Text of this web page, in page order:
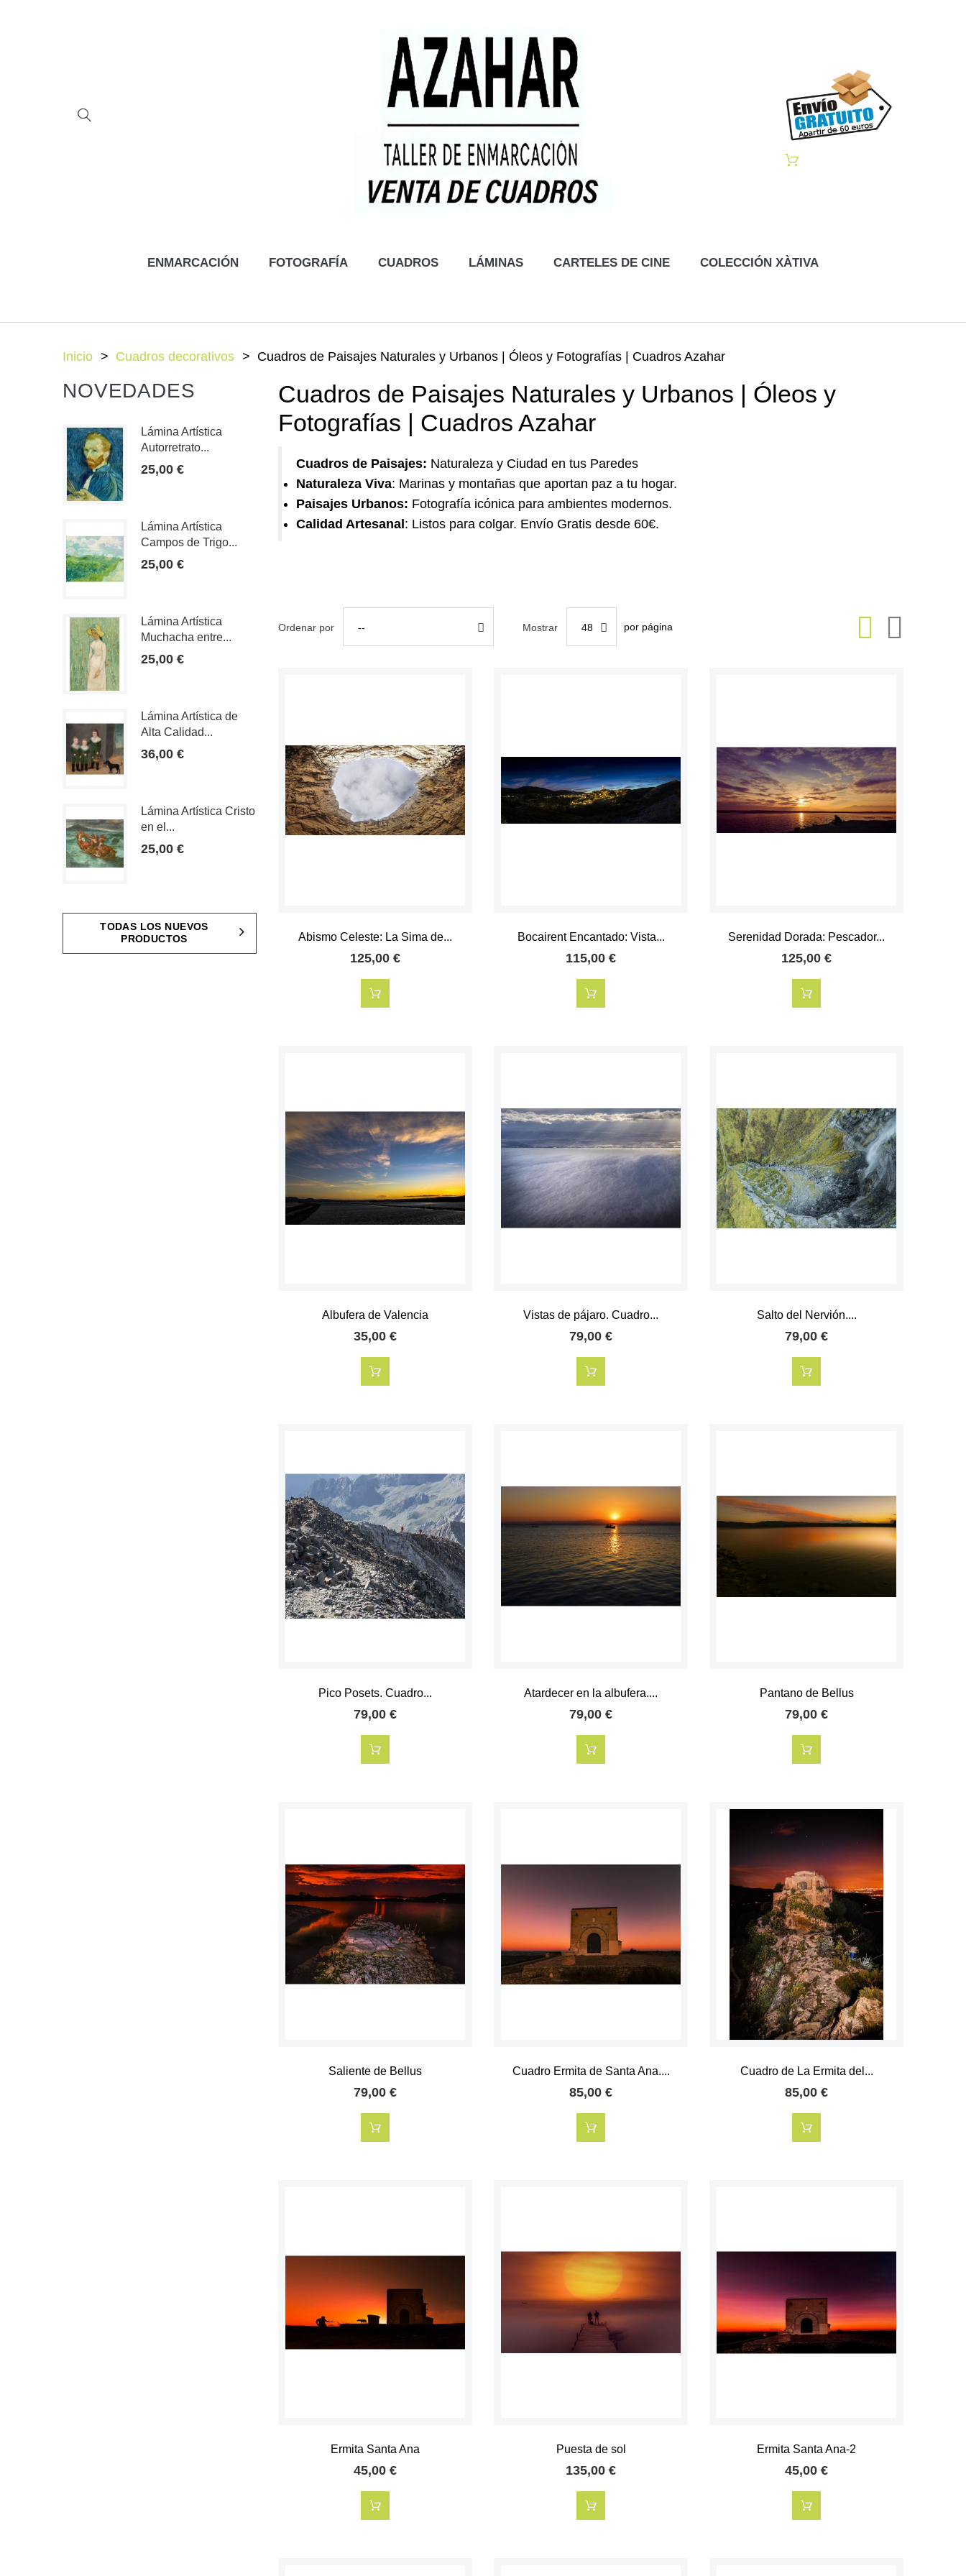
ENMARCACIÓN FOTOGRAFÍA CUADROS LÁMINAS CARTELES DE CINE COLECCIÓN XÀTIVA
Inicio Cuadros decorativos Cuadros de Paisajes Naturales y Urbanos | Óleos y Fotografías | Cuadros Azahar
Cuadros de Paisajes Naturales y Urbanos | Óleos y
Fotografías | Cuadros Azahar
Cuadros de Paisajes: Naturaleza y Ciudad en tus Paredes
Naturaleza Viva: Marinas y montañas que aportan paz a tu hogar.
Paisajes Urbanos: Fotografía icónica para ambientes modernos.
Calidad Artesanal: Listos para colgar. Envío Gratis desde 60€.
Ordenar por -- Mostrar 48 por página
Abismo Celeste: La Sima de...
125,00 €
Bocairent Encantado: Vista...
115,00 €
Serenidad Dorada: Pescador...
125,00 €
Albufera de Valencia
35,00 €
Vistas de pájaro. Cuadro...
79,00 €
Salto del Nervión....
79,00 €
Pico Posets. Cuadro...
79,00 €
Atardecer en la albufera....
79,00 €
Pantano de Bellus
79,00 €
Saliente de Bellus
79,00 €
Cuadro Ermita de Santa Ana....
85,00 €
Cuadro de La Ermita del...
85,00 €
Ermita Santa Ana
45,00 €
Puesta de sol
135,00 €
Ermita Santa Ana-2
45,00 €
NOVEDADES
Lámina Artística
Autorretrato...
25,00 €
Lámina Artística
Campos de Trigo...
25,00 €
Lámina Artística
Muchacha entre...
25,00 €
Lámina Artística de
Alta Calidad...
36,00 €
Lámina Artística Cristo
en el...
25,00 €
TODAS LOS NUEVOS
PRODUCTOS